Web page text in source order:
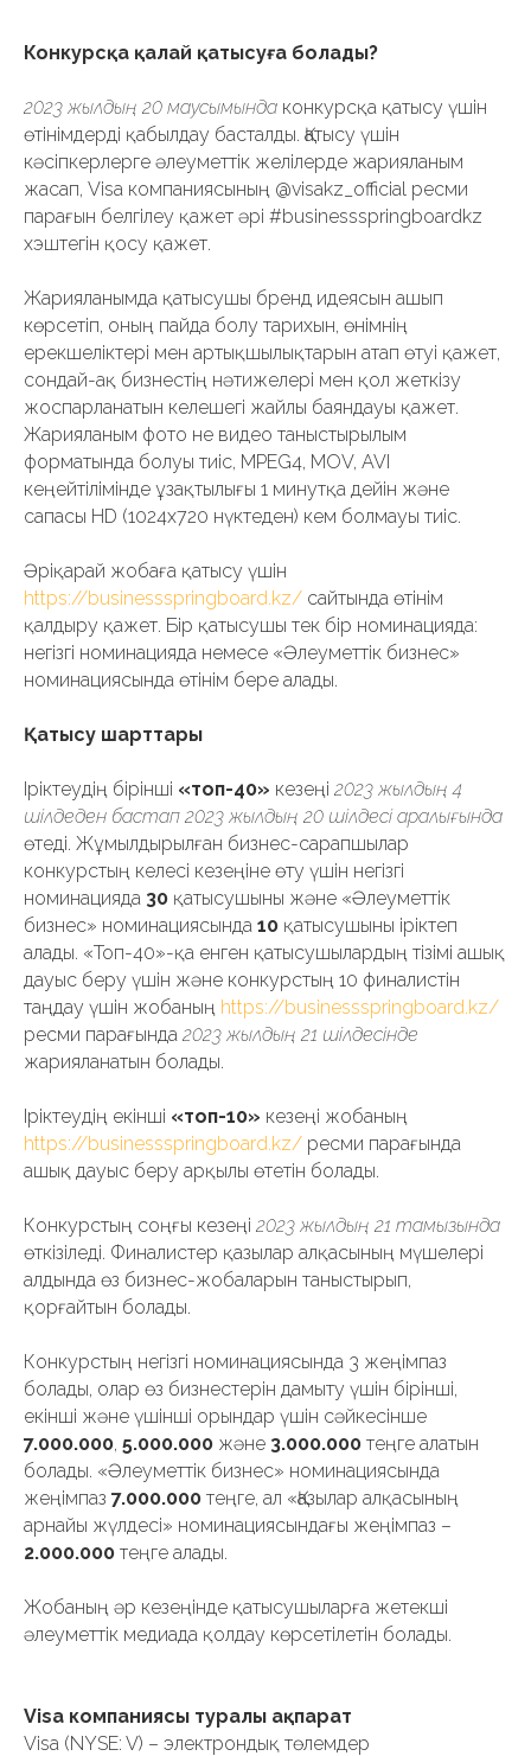
Конкурсқа қалай қатысуға болады?
2023 жылдың 20 маусымында конкурсқа қатысу үшін
өтінімдерді қабылдау басталды. Қатысу үшін
кәсіпкерлерге әлеуметтік желілерде жарияланым
жасап, Visa компаниясының @visakz_official ресми
парағын белгілеу қажет әрі #businessspringboardkz
хэштегін қосу қажет.
Жарияланымда қатысушы бренд идеясын ашып
көрсетіп, оның пайда болу тарихын, өнімнің
ерекшеліктері мен артықшылықтарын атап өтуі қажет,
сондай-ақ бизнестің нәтижелері мен қол жеткізу
жоспарланатын келешегі жайлы баяндауы қажет.
Жарияланым фото не видео таныстырылым
форматында болуы тиіс, MPEG4, MOV, AVI
кеңейтілімінде ұзақтылығы 1 минутқа дейін және
сапасы HD (1024x720 нүктеден) кем болмауы тиіс.
Әріқарай жобаға қатысу үшін
https://businessspringboard.kz/ сайтында өтінім
қалдыру қажет. Бір қатысушы тек бір номинацияда:
негізгі номинацияда немесе «Әлеуметтік бизнес»
номинациясында өтінім бере алады.
Қатысу шарттары
Іріктеудің бірінші «топ-40» кезеңі 2023 жылдың 4
шілдеден бастап 2023 жылдың 20 шілдесі аралығында
өтеді. Жұмылдырылған бизнес-сарапшылар
конкурстың келесі кезеңіне өту үшін негізгі
номинацияда 30 қатысушыны және «Әлеуметтік
бизнес» номинациясында 10 қатысушыны іріктеп
алады. «Топ-40»-қа енген қатысушылардың тізімі ашық
дауыс беру үшін және конкурстың 10 финалистін
таңдау үшін жобаның https://businessspringboard.kz/
ресми парағында 2023 жылдың 21 шілдесінде
жарияланатын болады.
Іріктеудің екінші «топ-10» кезеңі жобаның
https://businessspringboard.kz/ ресми парағында
ашық дауыс беру арқылы өтетін болады.
Конкурстың соңғы кезеңі 2023 жылдың 21 тамызында
өткізіледі. Финалистер қазылар алқасының мүшелері
алдында өз бизнес-жобаларын таныстырып,
қорғайтын болады.
Конкурстың негізгі номинациясында 3 жеңімпаз
болады, олар өз бизнестерін дамыту үшін бірінші,
екінші және үшінші орындар үшін сәйкесінше
7.000.000, 5.000.000 және 3.000.000 теңге алатын
болады. «Әлеуметтік бизнес» номинациясында
жеңімпаз 7.000.000 теңге, ал «Қазылар алқасының
арнайы жүлдесі» номинациясындағы жеңімпаз –
2.000.000 теңге алады.
Жобаның әр кезеңінде қатысушыларға жетекші
әлеуметтік медиада қолдау көрсетілетін болады.
Visa компаниясы туралы ақпарат
Visa (NYSE: V) – электрондық төлемдер